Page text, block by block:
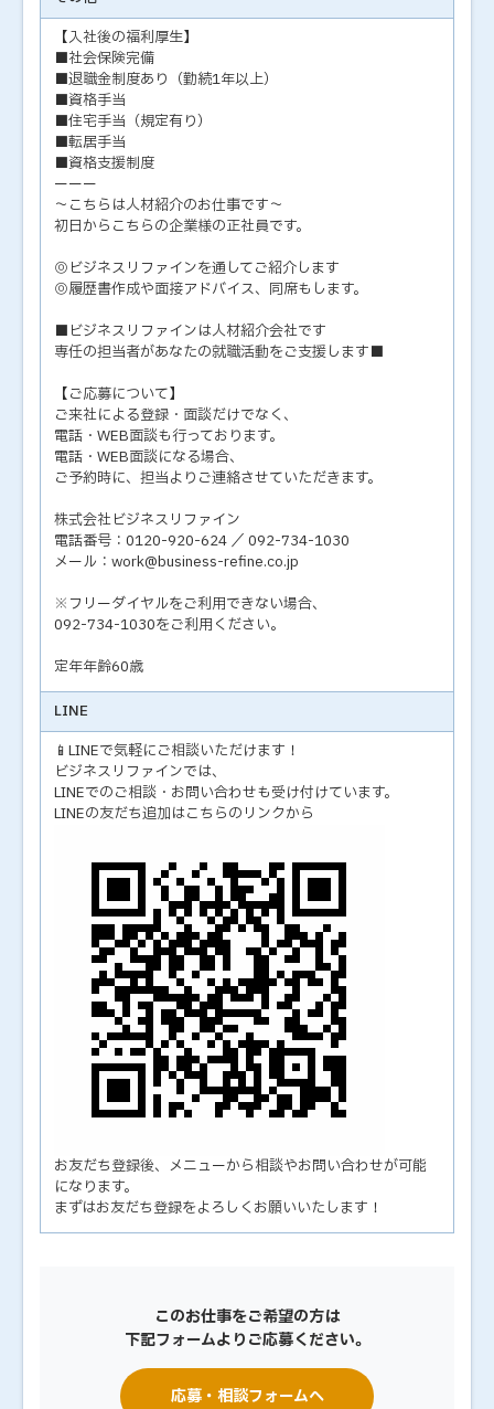
【入社後の福利厚生】
■社会保険完備
■退職金制度あり（勤続1年以上）
■資格手当
■住宅手当（規定有り）
■転居手当
■資格支援制度
ーーー
～こちらは人材紹介のお仕事です～
初日からこちらの企業様の正社員です。
◎ビジネスリファインを通してご紹介します
◎履歴書作成や面接アドバイス、同席もします。
■ビジネスリファインは人材紹介会社です
専任の担当者があなたの就職活動をご支援します■
【ご応募について】
ご来社による登録・面談だけでなく、
電話・WEB面談も行っております。
電話・WEB面談になる場合、
ご予約時に、担当よりご連絡させていただきます。
株式会社ビジネスリファイン
電話番号：0120-920-624 ／ 092-734-1030
メール：work@business-refine.co.jp
※フリーダイヤルをご利用できない場合、
092-734-1030をご利用ください。
定年年齢60歳
LINE
📱LINEで気軽にご相談いただけます！
ビジネスリファインでは、
LINEでのご相談・お問い合わせも受け付けています。
LINEの友だち追加はこちらのリンクから
お友だち登録後、メニューから相談やお問い合わせが可能
になります。
まずはお友だち登録をよろしくお願いいたします！
このお仕事をご希望の方は
下記フォームよりご応募ください。
応募・相談フォームへ